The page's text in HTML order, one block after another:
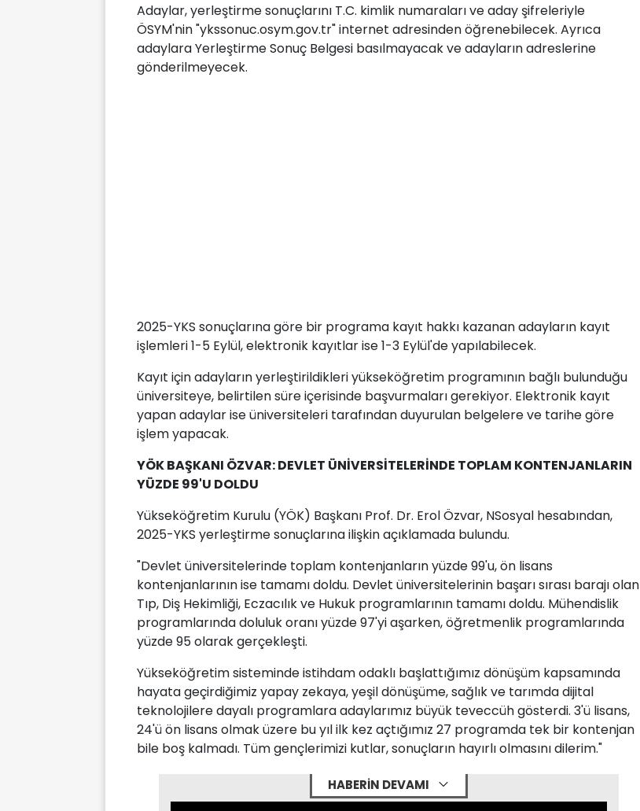
Adaylar, yerleştirme sonuçlarını T.C. kimlik numaraları ve aday şifreleriyle
ÖSYM'nin "ykssonuc.osym.gov.tr" internet adresinden öğrenebilecek. Ayrıca
adaylara Yerleştirme Sonuç Belgesi basılmayacak ve adayların adreslerine
gönderilmeyecek.
2025-YKS sonuçlarına göre bir programa kayıt hakkı kazanan adayların kayıt
işlemleri 1-5 Eylül, elektronik kayıtlar ise 1-3 Eylül'de yapılabilecek.
Kayıt için adayların yerleştirildikleri yükseköğretim programının bağlı bulunduğu
üniversiteye, belirtilen süre içerisinde başvurmaları gerekiyor. Elektronik kayıt
yapan adaylar ise üniversiteleri tarafından duyurulan belgelere ve tarihe göre
işlem yapacak.
YÖK BAŞKANI ÖZVAR: DEVLET ÜNİVERSİTELERİNDE TOPLAM KONTENJANLARIN
YÜZDE 99'U DOLDU
Yükseköğretim Kurulu (YÖK) Başkanı Prof. Dr. Erol Özvar, NSosyal hesabından,
2025-YKS yerleştirme sonuçlarına ilişkin açıklamada bulundu.
"Devlet üniversitelerinde toplam kontenjanların yüzde 99'u, ön lisans
kontenjanlarının ise tamamı doldu. Devlet üniversitelerinin başarı sırası barajı olan
Tıp, Diş Hekimliği, Eczacılık ve Hukuk programlarının tamamı doldu. Mühendislik
programlarında doluluk oranı yüzde 97'yi aşarken, öğretmenlik programlarında
yüzde 95 olarak gerçekleşti.
Yükseköğretim sisteminde istihdam odaklı başlattığımız dönüşüm kapsamında
hayata geçirdiğimiz yapay zekaya, yeşil dönüşüme, sağlık ve tarımda dijital
teknolojilere dayalı programlara adaylarımız büyük teveccüh gösterdi. 3'ü lisans,
24'ü ön lisans olmak üzere bu yıl ilk kez açtığımız 27 programda tek bir kontenjan
bile boş kalmadı. Tüm gençlerimizi kutlar, sonuçların hayırlı olmasını dilerim."
HABERİN DEVAMI